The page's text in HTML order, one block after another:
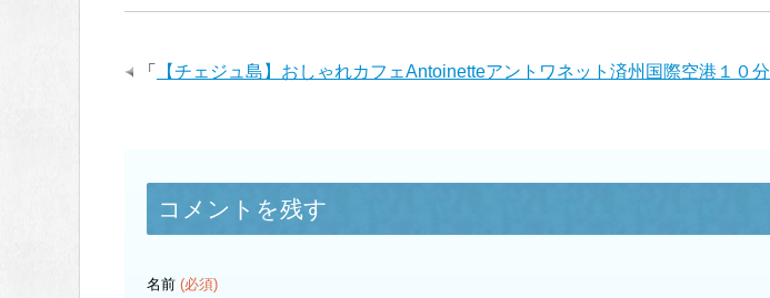
「 【チェジュ島】おしゃれカフェAntoinetteアントワネット済州国際空港１０分
コメントを残す
名前 (必須)